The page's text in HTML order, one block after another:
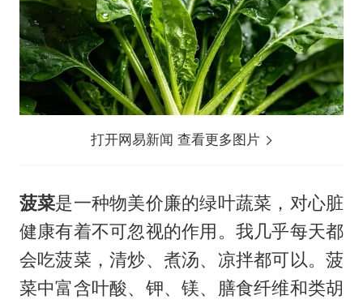
打开网易新闻 查看更多图片
菠菜是一种物美价廉的绿叶蔬菜，对心脏
健康有着不可忽视的作用。我几乎每天都
会吃菠菜，清炒、煮汤、凉拌都可以。菠
菜中富含叶酸、钾、镁、膳食纤维和类胡